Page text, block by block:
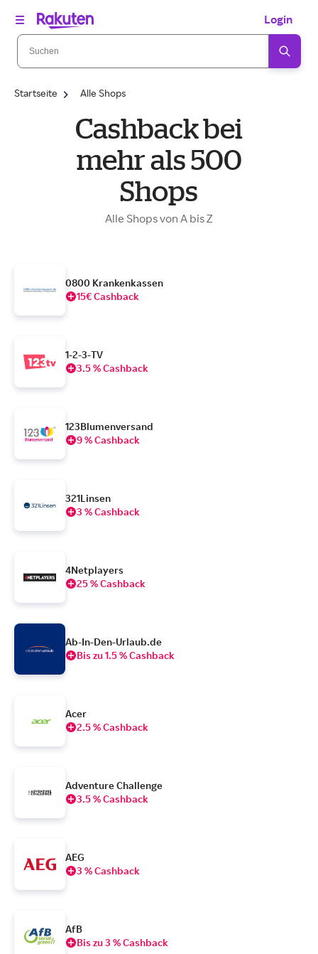
Login
Startseite Alle Shops
Cashback bei
mehr als 500
Shops
Alle Shops von A bis Z
0800 Krankenkassen
15€ Cashback
1-2-3-TV
3.5 % Cashback
123Blumenversand
9 % Cashback
321Linsen
3 % Cashback
4Netplayers
25 % Cashback
Ab-In-Den-Urlaub.de
Bis zu 1.5 % Cashback
Acer
2.5 % Cashback
Adventure Challenge
3.5 % Cashback
AEG
3 % Cashback
AfB
Bis zu 3 % Cashback